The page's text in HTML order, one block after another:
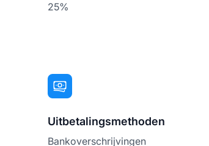
25%
Uitbetalingsmethoden
Bankoverschrijvingen